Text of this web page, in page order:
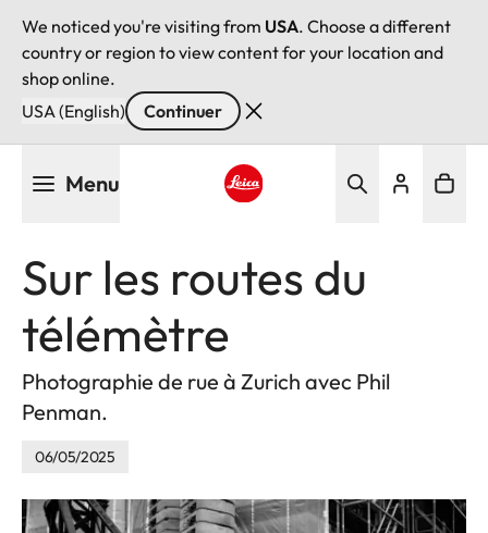
We noticed you're visiting from USA. Choose a different
country or region to view content for your location and
shop online.
USA (English)
Continuer
Menu
Sur les routes du
télémètre
Photographie de rue à Zurich avec Phil
Penman.
06/05/2025